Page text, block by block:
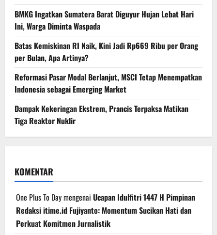
BMKG Ingatkan Sumatera Barat Diguyur Hujan Lebat Hari
Ini, Warga Diminta Waspada
Batas Kemiskinan RI Naik, Kini Jadi Rp669 Ribu per Orang
per Bulan, Apa Artinya?
Reformasi Pasar Modal Berlanjut, MSCI Tetap Menempatkan
Indonesia sebagai Emerging Market
Dampak Kekeringan Ekstrem, Prancis Terpaksa Matikan
Tiga Reaktor Nuklir
KOMENTAR
One Plus To Daymengenai Ucapan Idulfitri 1447 H Pimpinan
Redaksi itime.id Fujiyanto: Momentum Sucikan Hati dan
Perkuat Komitmen Jurnalistik